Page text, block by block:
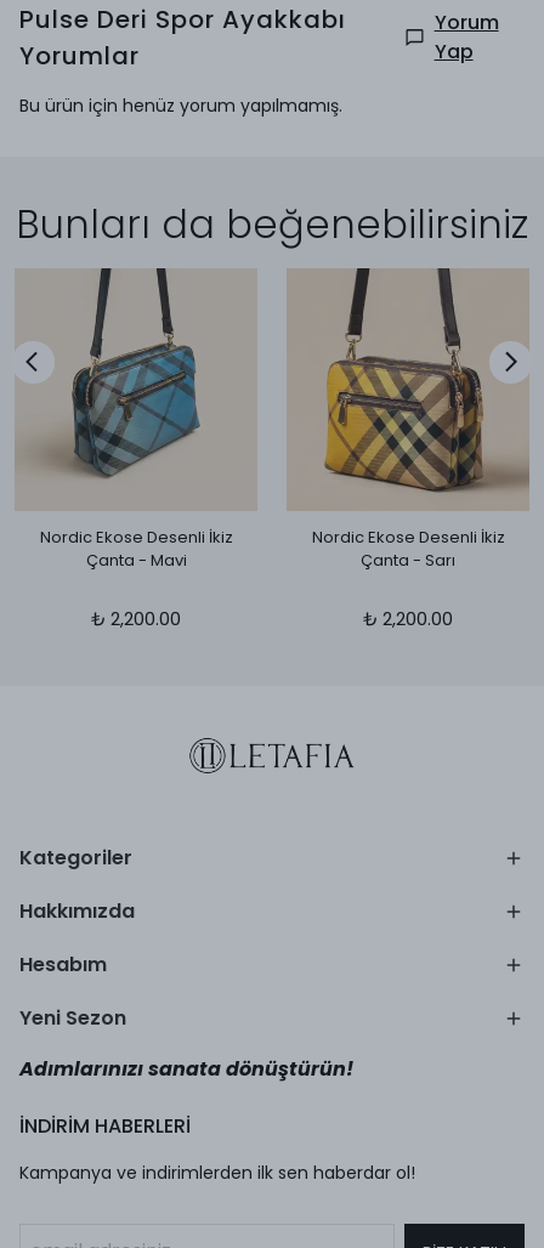
Pulse Deri Spor Ayakkabı
Yorumlar
Yorum
Yap
Bu ürün için henüz yorum yapılmamış.
Bunları da beğenebilirsiniz
Nordic Ekose Desenli İkiz
Çanta - Mavi
₺ 2,200.00
Nordic Ekose Desenli İkiz
Çanta - Sarı
₺ 2,200.00
Kategoriler
Hakkımızda
Hesabım
Yeni Sezon
Adımlarınızı sanata dönüştürün!
İNDİRİM HABERLERİ
Kampanya ve indirimlerden ilk sen haberdar ol!